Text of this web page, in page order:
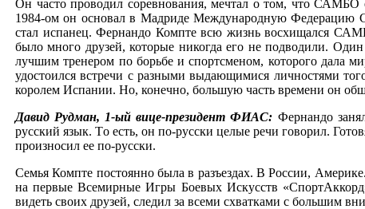
Он часто проводил соревнования, мечтал о том, что
1984-ом он основал в Мадриде Международную Федерацию
стал испанец. Фернандо Компте всю жизнь восхищался
было много друзей, которые никогда его не подводили.
лучшим тренером по борьбе и спортсменом, которого дала
удостоился встречи с разными выдающимися личностями
королем Испании. Но, конечно, большую часть времени он
Давид Рудман, 1-ый вице-президент ФИАС: Фернандо
русский язык. Тo есть, он по-русски целые речи говорил.
произносил ее по-русски.
Семья Компте постоянно была в разъездах. В России,
на первые Всемирные Игры Боевых Искусств
видеть своих друзей, следил за всеми схватками с большим